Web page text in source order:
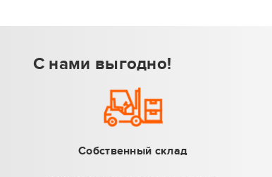
С нами выгодно!
Собственный склад